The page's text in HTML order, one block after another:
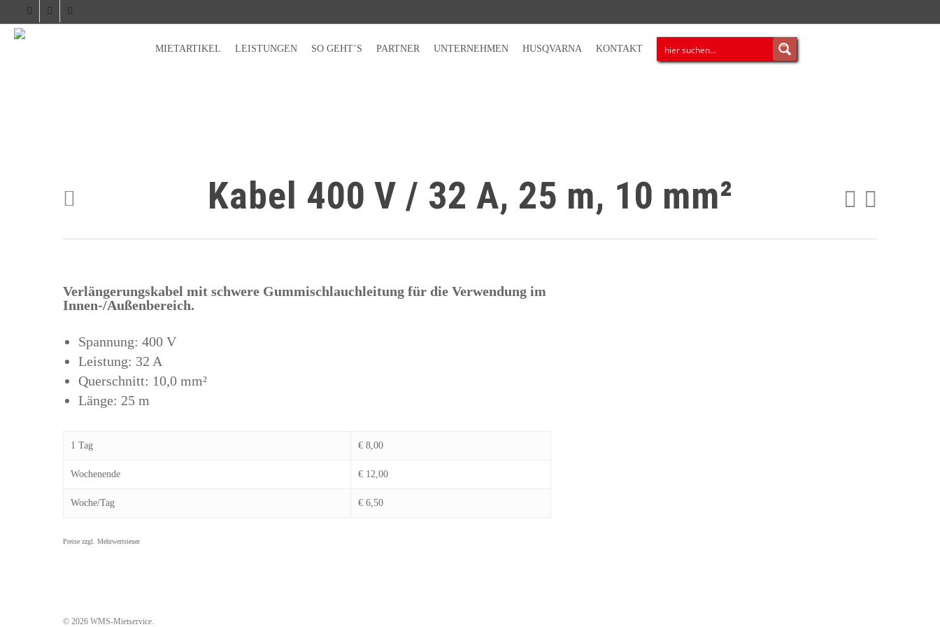
MIETARTIKEL LEISTUNGEN SO GEHT’S PARTNER UNTERNEHMEN HUSQVARNA KONTAKT
Kabel 400 V / 32 A, 25 m, 10 mm²
Verlängerungskabel mit schwere Gummischlauchleitung für die Verwendung im
Innen-/Außenbereich.
Spannung: 400 V
Leistung: 32 A
Querschnitt: 10,0 mm²
Länge: 25 m
1 Tag € 8,00
Wochenende € 12,00
Woche/Tag € 6,50
© 2026 WMS-Mietservice.